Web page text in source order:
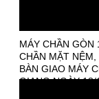
MÁY CHẦN GÒN
CHẦN MẶT NỆM,
BÀN GIAO MÁY
GIANG NGÀY